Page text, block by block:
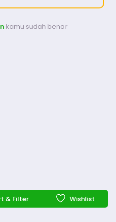
kamu sudah benar
& Filter Wishlist